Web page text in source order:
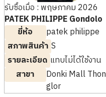
Rolex GMT Master II
รับซื้อเมื่อ : พฤษภาคม 2026
PATEK PHILIPPE Gondolo
ยี่ห้อ
patek philippe
สภาพสินค้า S
รายละเอียด แทบไม่ได้ใช้งาน
สาขา
Donki Mall Thon
glor